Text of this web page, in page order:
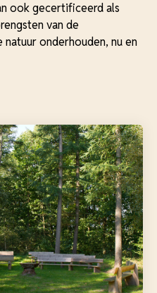
ook gecertificeerd als
van de
onderhouden, nu en